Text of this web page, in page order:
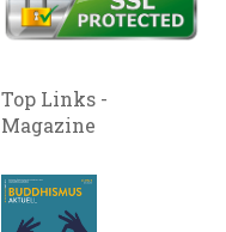
Top Links -
Magazine